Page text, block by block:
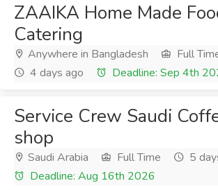
ZAAIKA Home Made
Catering
Anywhere in Bangladesh
Full
4 days ago
Deadline: Sep 4th
Service Crew Saudi
shop
Saudi Arabia Full Time
5
Deadline: Aug 16th 2026